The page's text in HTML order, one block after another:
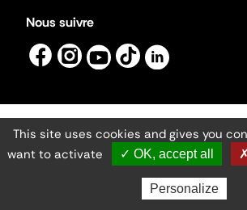
Nous suivre
Mentions légales
Gestion des cookies
Accessibilité numérique
Ministère de la Culture
- Cité de l'architecture et du
This site uses cookies and gives you
want to activate
✓ OK, accept all
Personalize